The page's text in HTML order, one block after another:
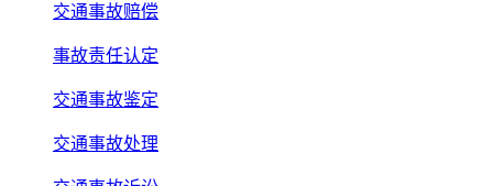
交通事故赔偿
事故责任认定
交通事故鉴定
交通事故处理